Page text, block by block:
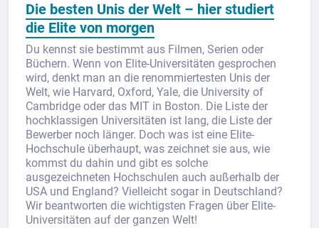
Die besten Unis der Welt – hier studiert
die Elite von morgen
Du kennst sie bestimmt aus Filmen, Serien oder
Büchern. Wenn von Elite-Universitäten gesprochen
wird, denkt man an die renommiertesten Unis der
Welt, wie Harvard, Oxford, Yale, die University of
Cambridge oder das MIT in Boston. Die Liste der
hochklassigen Universitäten ist lang, die Liste der
Bewerber noch länger. Doch was ist eine Elite-
Hochschule überhaupt, was zeichnet sie aus, wie
kommst du dahin und gibt es solche
ausgezeichneten Hochschulen auch außerhalb der
USA und England? Vielleicht sogar in Deutschland?
Wir beantworten die wichtigsten Fragen über Elite-
Universitäten auf der ganzen Welt!